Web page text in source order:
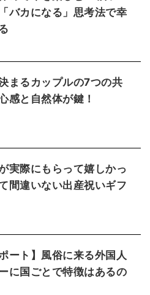
バカになる」思考法で幸
まるカップルの7つの共
感と自然体が鍵！
実際にもらって嬉しかっ
間違いない出産祝いギフ
ート】風俗に来る外国人
に国ごとで特徴はあるの